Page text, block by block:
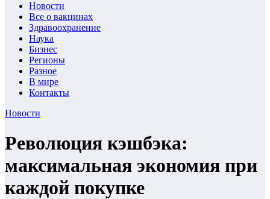
Новости
Все о вакцинах
Здравоохранение
Наука
Бизнес
Регионы
Разное
В мире
Контакты
Новости
Революция кэшбэка:
максимальная экономия при
каждой покупке